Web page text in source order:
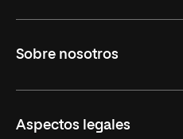
Derecho
Empresa
Sobre nosotros
Nuestro Equipo
Aspectos legales